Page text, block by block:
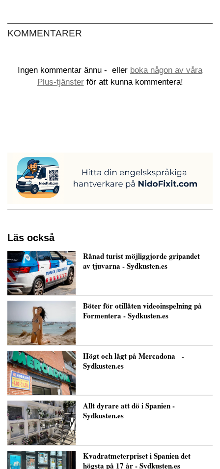
KOMMENTARER
Ingen kommentar ännu - eller boka någon av våra
Plus-tjänsterför att kunna kommentera!